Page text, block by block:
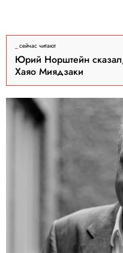
сейчас читают
Юрий Норштейн
Хаяо Миядзаки